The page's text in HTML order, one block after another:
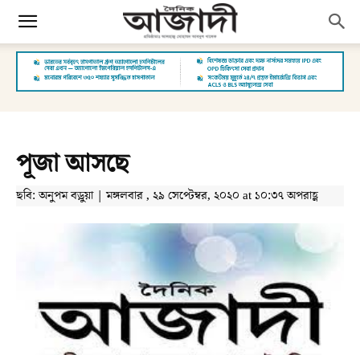
পূজা আসছে
ছবি: অনুপম বড়ুয়া | মঙ্গলবার , ২৯ সেপ্টেম্বর, ২০২০ at ১০:৩৭ অপরাহ্ণ